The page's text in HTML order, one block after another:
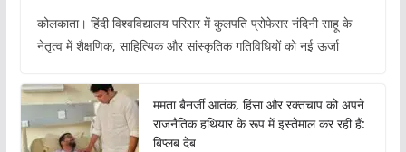
कोलकाता। हिंदी विश्वविद्यालय परिसर में कुलपति प्रोफेसर नंदिनी साहू के
नेतृत्व में शैक्षणिक, साहित्यिक और सांस्कृतिक गतिविधियों को नई ऊर्जा
ममता बैनर्जी आतंक, हिंसा और रक्तचाप को अपने
राजनैतिक हथियार के रूप में इस्तेमाल कर रही हैं:
बिप्लब देब